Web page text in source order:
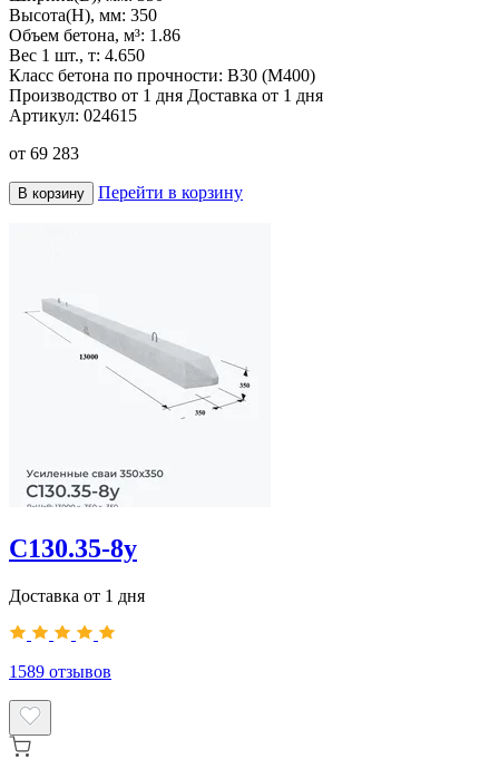
Высота(H), мм: 350
Объем бетона, м³: 1.86
Вес 1 шт., т: 4.650
Класс бетона по прочности: В30 (М400)
Производство от 1 дня Доставка от 1 дня
Артикул: 024615
от 69 283
В корзину Перейти в корзину
С130.35-8у
Доставка от 1 дня
1589 отзывов